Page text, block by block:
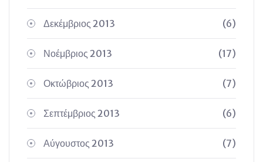
Δεκέμβριος 2013 (6)
Νοέμβριος 2013 (17)
Οκτώβριος 2013 (7)
Σεπτέμβριος 2013 (6)
Αύγουστος 2013 (7)